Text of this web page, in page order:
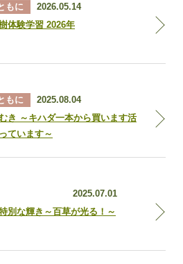
もに
2026.05.14
体験学習 2026年
もに
2025.08.04
き ～キハダ一本から買います活
ています～
2025.07.01
別な輝き～百草が光る！～